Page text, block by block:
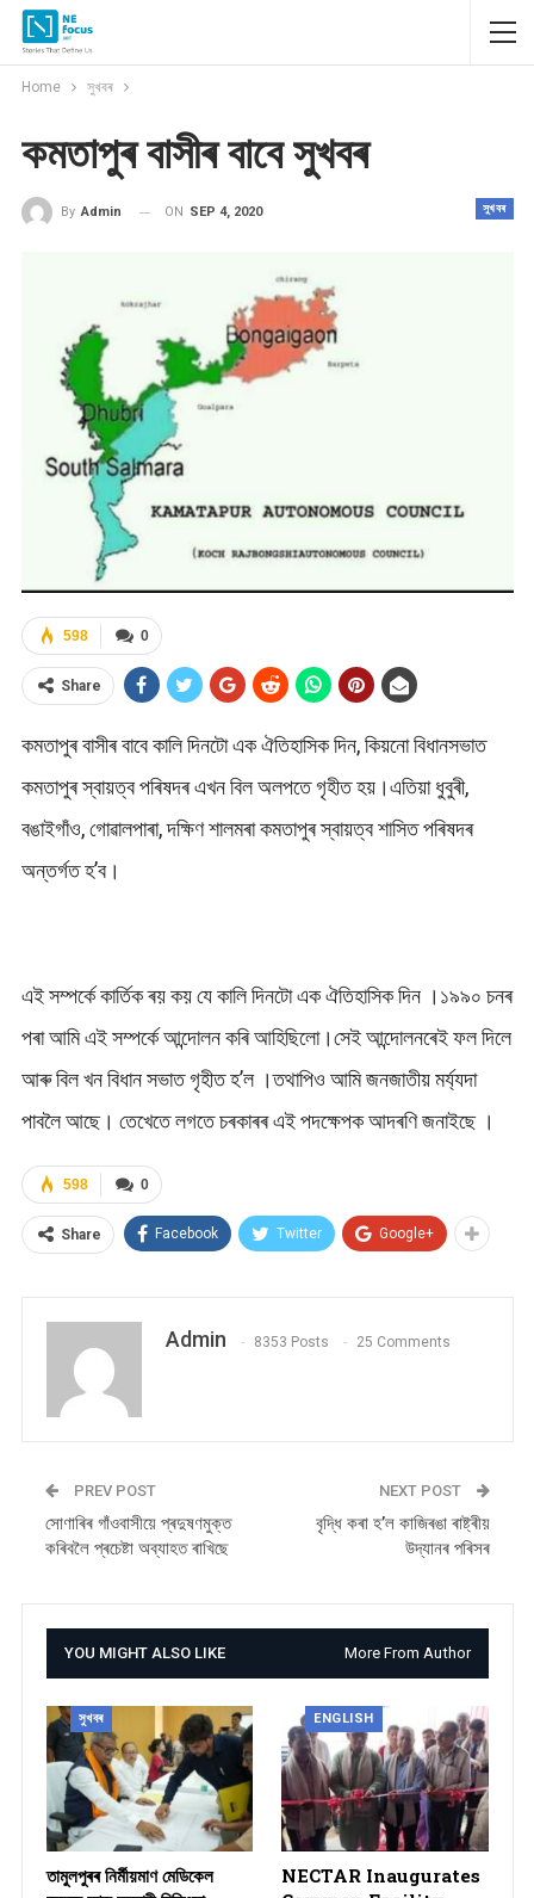
Home সুখবৰ
কমতাপুৰ বাসীৰ বাবে সুখবৰ
সুখবৰ
By Admin ON SEP 4, 2020
0
598
Share
কমতাপুৰ বাসীৰ বাবে কালি দিনটো এক ঐতিহাসিক দিন, কিয়নো বিধানসভাত
কমতাপুৰ স্বায়ত্ব পৰিষদৰ এখন বিল অলপতে গৃহীত হয়।এতিয়া ধুবুৰী,
বঙাইগাঁও, গোৱালপাৰা, দক্ষিণ শালমৰা কমতাপুৰ স্বায়ত্ব শাসিত পৰিষদৰ
অন্তৰ্গত হ’ব।
এই সম্পৰ্কে কাৰ্তিক ৰয় কয় যে কালি দিনটো এক ঐতিহাসিক দিন ।১৯৯০ চনৰ
পৰা আমি এই সম্পৰ্কে আন্দোলন কৰি আহিছিলো।সেই আন্দোলনৰেই ফল দিলে
আৰু বিল খন বিধান সভাত গৃহীত হ’ল ।তথাপিও আমি জনজাতীয় মৰ্য্যদা
পাবলৈ আছে। তেখেতে লগতে চৰকাৰৰ এই পদক্ষেপক আদৰণি জনাইছে ।
0
598
Share Facebook Twitter Google+
Admin 8353 Posts 25 Comments
PREV POST
সোণাৰিৰ গাঁওবাসীয়ে প্ৰদুষণমুক্ত
কৰিবলৈ প্ৰচেষ্টা অব্যাহত ৰাখিছে
NEXT POST
বৃদ্ধি কৰা হ’ল কাজিৰঙা ৰাষ্ট্ৰীয়
উদ্যানৰ পৰিসৰ
YOU MIGHT ALSO LIKE More From Author
সুখবৰ
তামুলপুৰৰ নিৰ্মীয়মাণ মেডিকেল
ENGLISH
NECTAR Inaugurates